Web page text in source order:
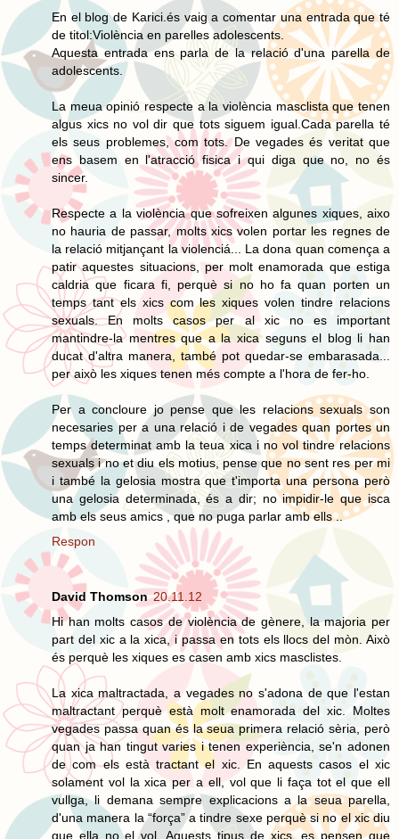
En el blog de Karici.és vaig a comentar una entrada que té
de titol:Violència en parelles adolescents.
Aquesta entrada ens parla de la relació d'una parella de
adolescents.
La meua opinió respecte a la violència masclista que tenen
algus xics no vol dir que tots siguem igual.Cada parella té
els seus problemes, com tots. De vegades és veritat que
ens basem en l'atracció fisica i qui diga que no, no és
sincer.
Respecte a la violència que sofreixen algunes xiques, aixo
no hauria de passar, molts xics volen portar les regnes de
la relació mitjançant la violenciá... La dona quan comença a
patir aquestes situacions, per molt enamorada que estiga
caldria que ficara fi, perquè si no ho fa quan porten un
temps tant els xics com les xiques volen tindre relacions
sexuals. En molts casos per al xic no es important
mantindre-la mentres que a la xica seguns el blog li han
ducat d'altra manera, també pot quedar-se embarasada...
per això les xiques tenen més compte a l'hora de fer-ho.
Per a concloure jo pense que les relacions sexuals son
necesaries per a una relació i de vegades quan portes un
temps determinat amb la teua xica i no vol tindre relacions
sexuals i no et diu els motius, pense que no sent res per mi
i també la gelosia mostra que t'importa una persona però
una gelosia determinada, és a dir; no impidir-le que isca
amb els seus amics , que no puga parlar amb ells ..
Respon
David Thomson 20.11.12
Hi han molts casos de violència de gènere, la majoria per
part del xic a la xica, i passa en tots els llocs del mòn. Això
és perquè les xiques es casen amb xics masclistes.
La xica maltractada, a vegades no s'adona de que l'estan
maltractant perquè està molt enamorada del xic. Moltes
vegades passa quan és la seua primera relació sèria, però
quan ja han tingut varies i tenen experiència, se'n adonen
de com els està tractant el xic. En aquests casos el xic
solament vol la xica per a ell, vol que li faça tot el que ell
vullga, li demana sempre explicacions a la seua parella,
d'una manera la “força” a tindre sexe perquè si no el xic diu
que ella no el vol. Aquests tipus de xics, es pensen que